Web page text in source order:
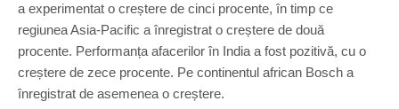
a experimentat o creștere de cinci procente, în timp ce
regiunea Asia-Pacific a înregistrat o creștere de două
procente. Performanța afacerilor în India a fost pozitivă, cu o
creștere de zece procente. Pe continentul african Bosch a
înregistrat de asemenea o creștere.